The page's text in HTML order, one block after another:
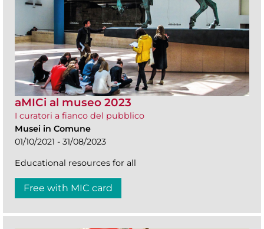
aMICi al museo 2023
I curatori a fianco del pubblico
Musei in Comune
01/10/2021 - 31/08/2023
Educational resources for all
Free with MIC card